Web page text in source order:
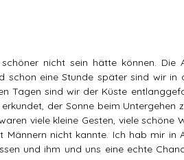
nicht sein hätte können. Die
eine Stunde später sind wir in
Tagen sind wir der Küste
der Sonne beim Untergehen
viele kleine Gesten, viele schöne
nicht kannte. Ich hab mir in
und ihm und uns eine echte